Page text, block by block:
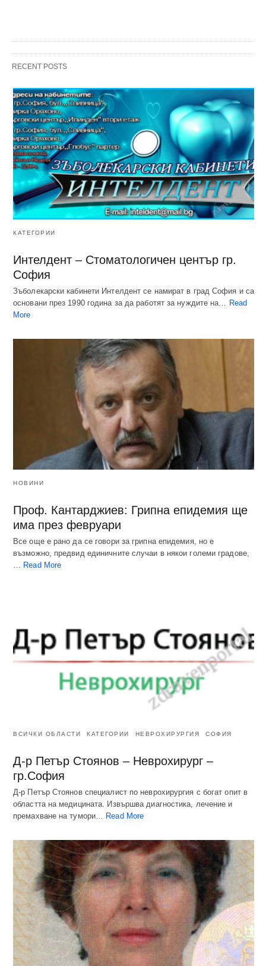
RECENT POSTS
КАТЕГОРИИ
Интелдент – Стоматологичен център гр.
София
Зъболекарски кабинети Интелдент се намират в град София и са
основани през 1990 година за да работят за нуждите на… Read
More
НОВИНИ
Проф. Кантарджиев: Грипна епидемия ще
има през февруари
Все още е рано да се говори за грипна епидемия, но е
възможно, предвид единичните случаи в някои големи градове,
… Read More
ВСИЧКИ ОБЛАСТИ КАТЕГОРИИ НЕВРОХИРУРГИЯ СОФИЯ
Д-р Петър Стоянов – Неврохирург –
гр.София
Д-р Петър Стоянов специалист по неврохирургия с богат опит в
областта на медицината. Извършва диагностика, лечение и
премахване на тумори…
Read More